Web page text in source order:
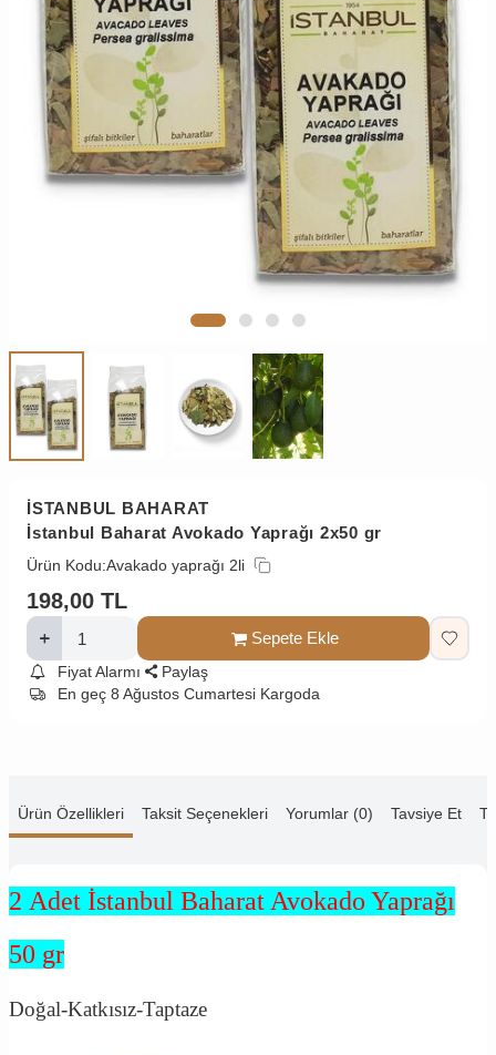
İSTANBUL BAHARAT
İstanbul Baharat Avokado Yaprağı 2x50 gr
Ürün Kodu:Avakado yaprağı 2li
198,00 TL
Sepete Ekle
Fiyat Alarmı
Paylaş
En geç 8 Ağustos Cumartesi Kargoda
Ürün Özellikleri Taksit Seçenekleri Yorumlar (0) Tavsiye Et
2 Adet İstanbul Baharat Avokado Yaprağı
50 gr
Doğal-Katkısız-Taptaze